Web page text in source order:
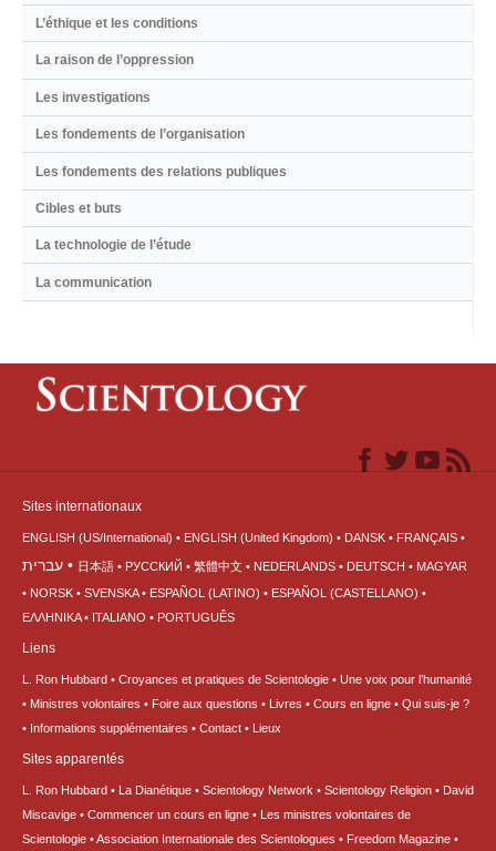
L’éthique et les conditions
La raison de l’oppression
Les investigations
Les fondements de l’organisation
Les fondements des relations publiques
Cibles et buts
La technologie de l’étude
La communication
Sites internationaux
ENGLISH (US/International) ENGLISH (United Kingdom) DANSK FRANÇAIS
עברית 日本語 РУССКИЙ 繁體中文 NEDERLANDS DEUTSCH
MAGYAR
NORSK
SVENSKA ESPAÑOL (LATINO)
ESPAÑOL (CASTELLANO)
ΕΛΛΗΝΙΚA
ITALIANO PORTUGUÊS
Liens
L. Ron Hubbard Croyances et pratiques de Scientologie
Une voix pour l’humanité
Ministres volontaires
Foire aux questions Livres Cours en ligne
Qui suis-je ?
Informations supplémentaires
Contact Lieux
Sites apparentés
L. Ron Hubbard La Dianétique Scientology Network Scientology Religion
David
Miscavige
Commencer un cours en ligne
Les ministres volontaires de
Scientologie
Association Internationale des Scientologues Freedom Magazine